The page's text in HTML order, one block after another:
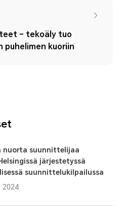
– tekoäly tuo
puhelimen kuoriin
nuorta suunnittelijaa
järjestetyssä
suunnittelukilpailussa
2024